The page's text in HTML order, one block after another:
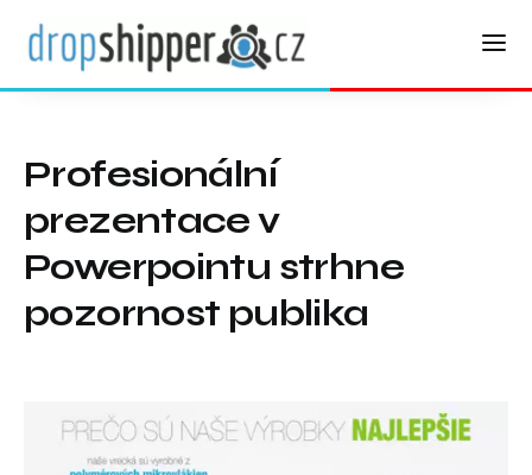
Profesionální
prezentace v
Powerpointu strhne
pozornost publika